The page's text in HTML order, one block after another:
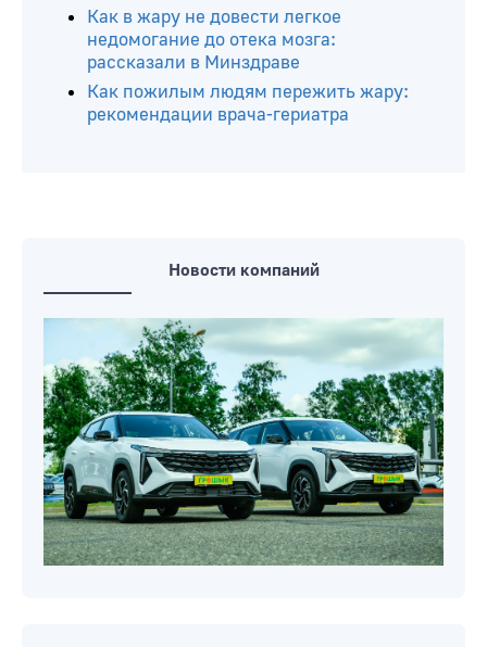
Как в жару не довести легкое
недомогание до отека мозга:
рассказали в Минздраве
Как пожилым людям пережить жару:
рекомендации врача-гериатра
Новости компаний